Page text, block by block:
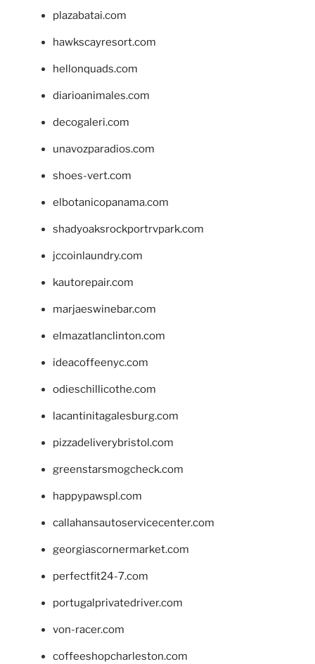
plazabatai.com
hawkscayresort.com
hellonquads.com
diarioanimales.com
decogaleri.com
unavozparadios.com
shoes-vert.com
elbotanicopanama.com
shadyoaksrockportrvpark.com
jccoinlaundry.com
kautorepair.com
marjaeswinebar.com
elmazatlanclinton.com
ideacoffeenyc.com
odieschillicothe.com
lacantinitagalesburg.com
pizzadeliverybristol.com
greenstarsmogcheck.com
happypawspl.com
callahansautoservicecenter.com
georgiascornermarket.com
perfectfit24-7.com
portugalprivatedriver.com
von-racer.com
coffeeshopcharleston.com